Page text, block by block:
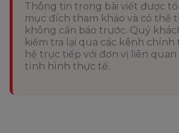
Thông tin trong bài viết được
mục đích tham khảo và có thể
không cần báo trước. Quý
kiểm tra lại qua các kênh chính
hệ trực tiếp với đơn vị liên
tình hình thực tế.